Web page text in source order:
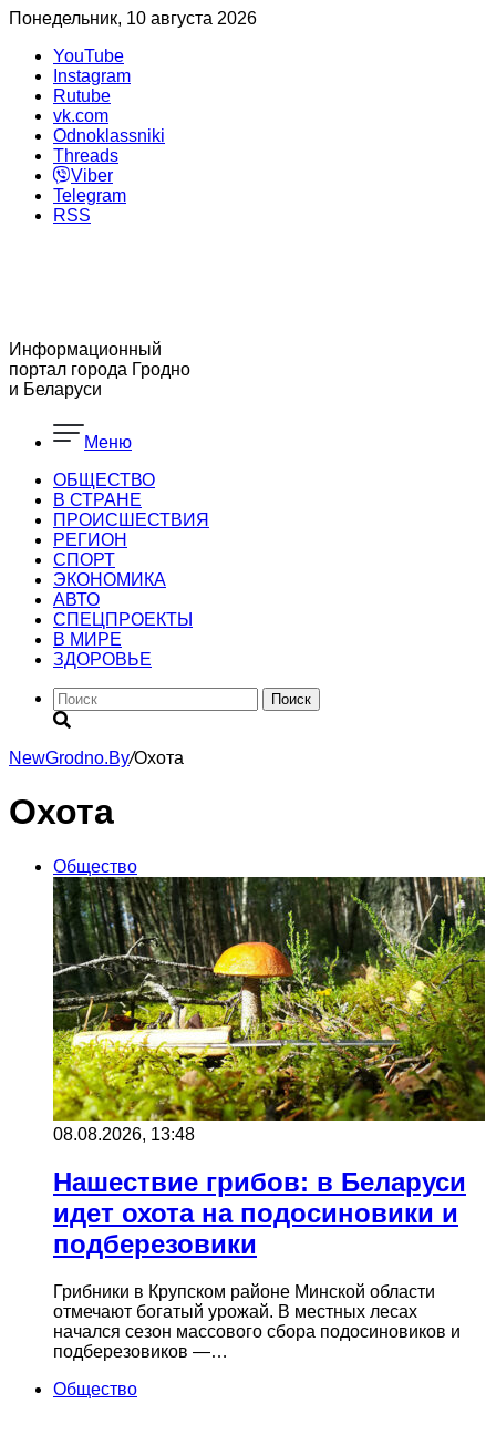
Понедельник, 10 августа 2026
YouTube
Instagram
Rutube
vk.com
Odnoklassniki
Threads
Viber
Telegram
RSS
Информационный
портал города Гродно
и Беларуси
Меню
ОБЩЕСТВО
В СТРАНЕ
ПРОИСШЕСТВИЯ
РЕГИОН
CПОРТ
ЭКОНОМИКА
АВТО
СПЕЦПРОЕКТЫ
В МИРЕ
ЗДОРОВЬЕ
Поиск
NewGrodno.By/Охота
Охота
Общество
08.08.2026, 13:48
Нашествие грибов: в Беларуси
идет охота на подосиновики и
подберезовики
Грибники в Крупском районе Минской области
отмечают богатый урожай. В местных лесах
начался сезон массового сбора подосиновиков и
подберезовиков —…
Общество